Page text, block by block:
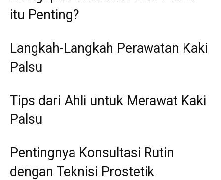
itu Penting?
Langkah-Langkah Perawatan Kaki
Palsu
Tips dari Ahli untuk Merawat Kaki
Palsu
Pentingnya Konsultasi Rutin
dengan Teknisi Prostetik